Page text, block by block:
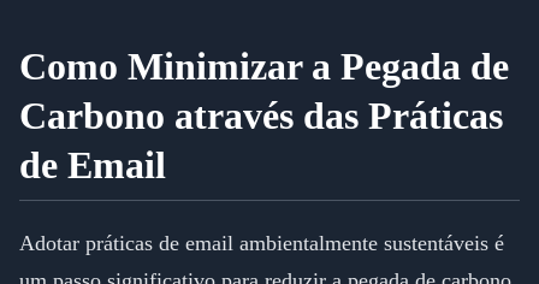
Como Minimizar a Pegada de
Carbono através das Práticas
de Email
Adotar práticas de email ambientalmente sustentáveis é